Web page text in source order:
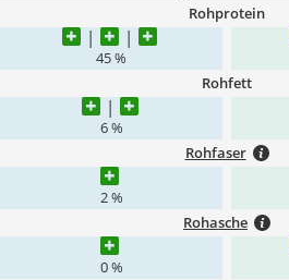
Rohprotein
45 %
Rohfett
6 %
Rohfaser
2 %
Rohasche
0 %